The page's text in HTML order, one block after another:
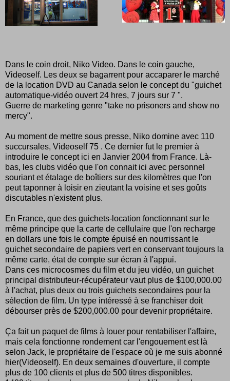
Dans le coin droit, Niko Video. Dans le coin gauche,
Videoself. Les deux se bagarrent pour accaparer le marché
de la location DVD au Canada selon le concept du "guichet
automatique-vidéo ouvert 24 hres, 7 jours sur 7 ".
Guerre de marketing genre "take no prisoners and show no
mercy".
Au moment de mettre sous presse, Niko domine avec 110
succursales, Videoself 75 . Ce dernier fut le premier à
introduire le concept ici en Janvier 2004 from France. Là-
bas, les clubs vidéo que l'on connait ici avec personnel
souriant et étalage de boîtiers sur des kilomètres que l'on
peut taponner à loisir en zieutant la voisine et ses goûts
discutables n'existent plus.
En France, que des guichets-location fonctionnant sur le
même principe que la carte de cellulaire que l'on recharge
en dollars une fois le compte épuisé en nourrissant le
guichet secondaire de papiers vert en conservant toujours la
même carte, état de compte sur écran à l'appui.
Dans ces microcosmes du film et du jeu vidéo, un guichet
principal distributeur-récupérateur vaut plus de $100,000.00
à l'achat, plus deux ou trois guichets secondaires pour la
sélection de film. Un type intéressé à se franchiser doit
débourser près de $200,000.00 pour devenir propriétaire.
Ça fait un paquet de films à louer pour rentabiliser l'affaire,
mais cela fonctionne rondement car l'engouement est là
selon Jack, le propriétaire de l'espace où je me suis abonné
hier(Videoself). En deux semaines d'ouverture, il compte
plus de 100 clients et plus de 500 titres disponibles.